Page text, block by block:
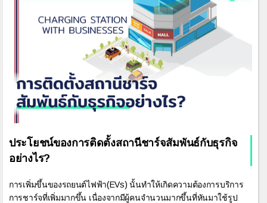
ประโยชน์ของการติดตั้งสถานีชาร์จสัมพันธ์กับธุรกิจ
อย่างไร?
การเพิ่มขึ้นของรถยนต์ไฟฟ้า(EVs) นั้นทำให้เกิดความต้องการบริการ
การชาร์จที่เพิ่มมากขึ้น เนื่องจากมีผู้คนจำนวนมากขึ้นที่หันมาใช้รูป